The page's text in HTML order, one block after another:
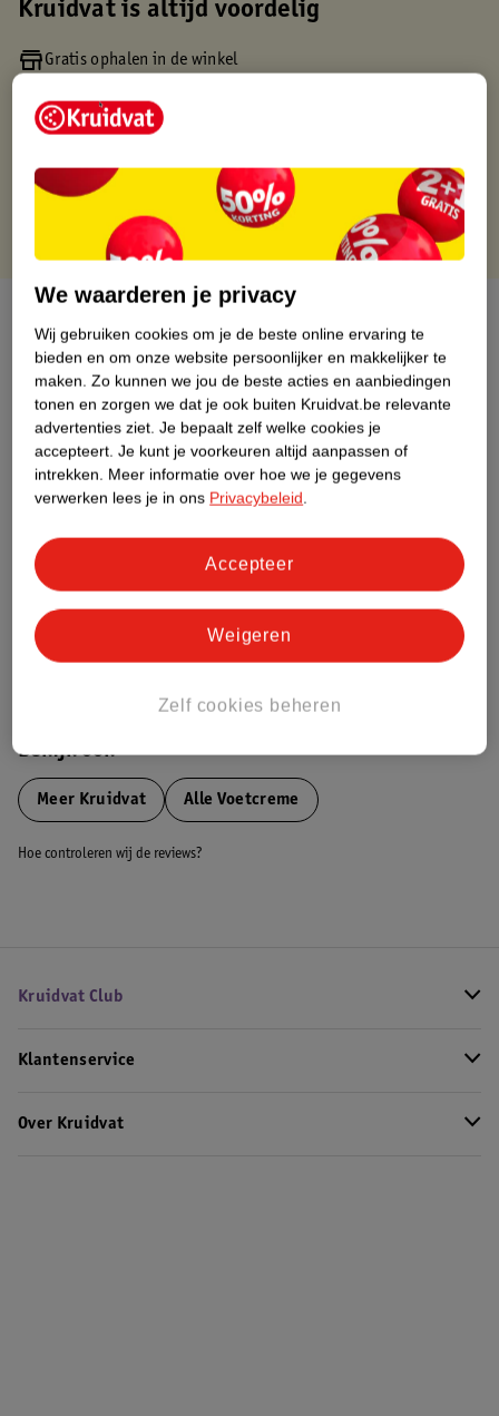
Kruidvat is altijd voordelig
Gratis ophalen in de winkel
Gratis thuisbezorgd vanaf 50.00
Gratis retourneren binnen 30 dagen
Gratis punten met je Kruidvat kaart
Over dit product
Productinformatie
Etiketinformatie
Nature Impact Score
Impact Score.
Meer informatie
Bestel & Bezorginformatie
Bekijk ook
Meer Kruidvat Alle Voetcreme
Hoe controleren wij de reviews?
Kruidvat Club
Klantenservice
Over Kruidvat
We waarderen je privacy
Wij gebruiken cookies om je de beste online ervaring te
bieden en om onze website persoonlijker en makkelijker te
maken. Zo kunnen we jou de beste acties en aanbiedingen
tonen en zorgen we dat je ook buiten Kruidvat.be relevante
advertenties ziet. Je bepaalt zelf welke cookies je
accepteert. Je kunt je voorkeuren altijd aanpassen of
intrekken. Meer informatie over hoe we je gegevens
verwerken lees je in ons Privacybeleid.
Zelf cookies beheren
Weigeren
Accepteer